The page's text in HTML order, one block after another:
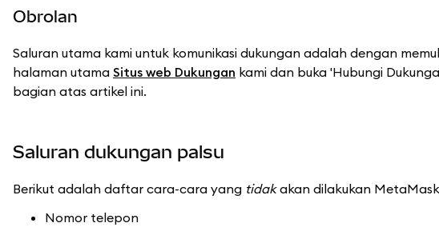
Obrolan
Saluran utama kami untuk komunikasi dukungan adalah dengan
halaman utama Situs web Dukungan kami dan buka 'Hubungi
bagian atas artikel ini.
Saluran dukungan palsu
Berikut adalah daftar cara-cara yang tidakakan dilakukan
Nomor telepon